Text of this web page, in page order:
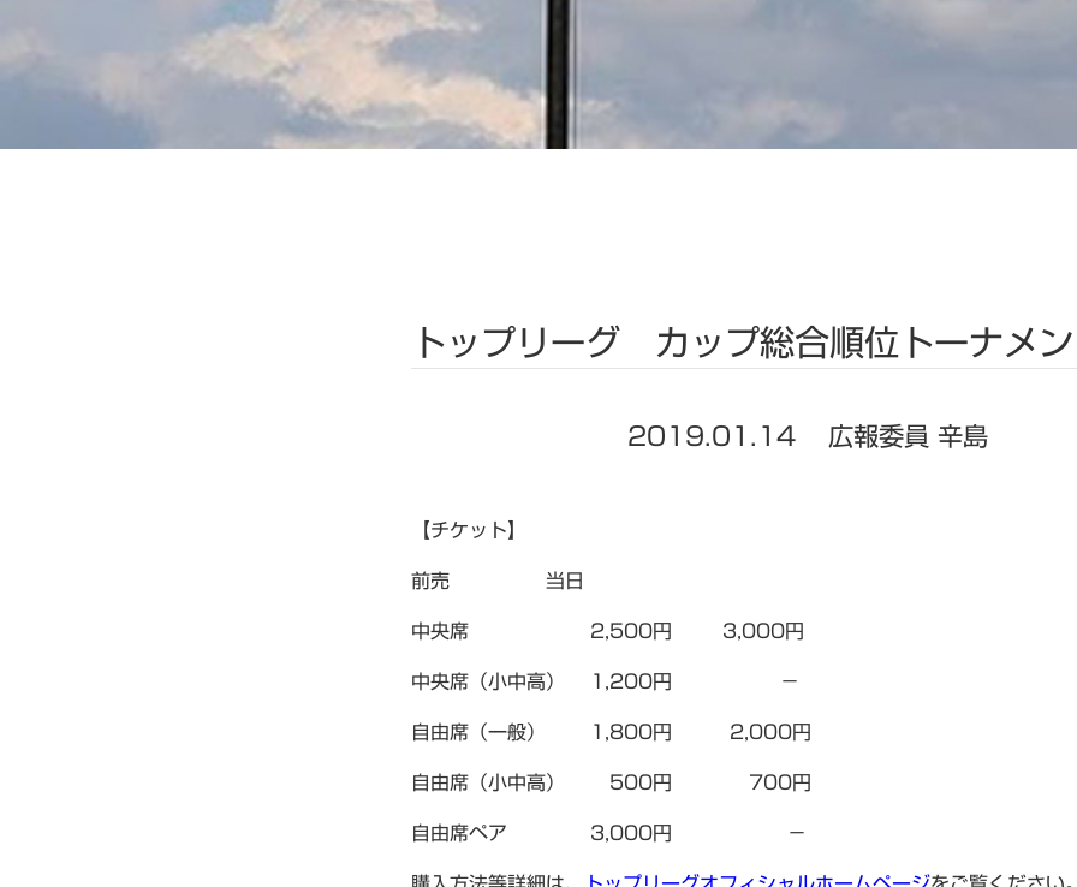
トップリーグ カップ総合順位トーナメ
2019.01.14 広報委員 辛島
【チケット】
前売 当日
中央席 2,500円 3,000円
中央席（小中高） 1,200円 －
自由席（一般） 1,800円 2,000円
自由席（小中高） 500円 700円
自由席ペア 3,000円 －